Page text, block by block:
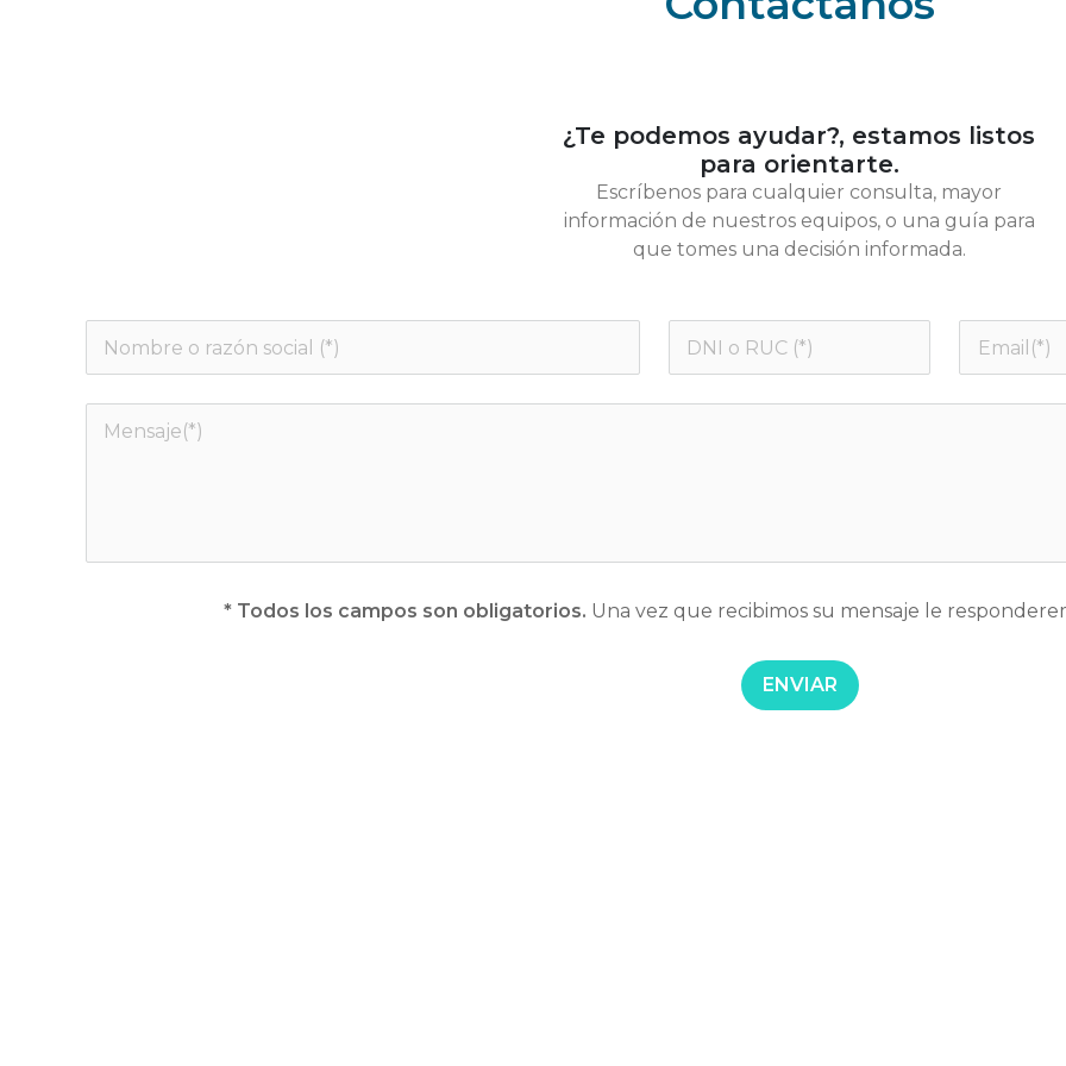
¿Te podemos ayudar?, estamos listos
para orientarte.
Escríbenos para cualquier consulta, mayor
información de nuestros equipos, o una guía para
que tomes una decisión informada.
* Todos los campos son obligatorios. Una vez que recibimos su mensaje le
ENVIAR